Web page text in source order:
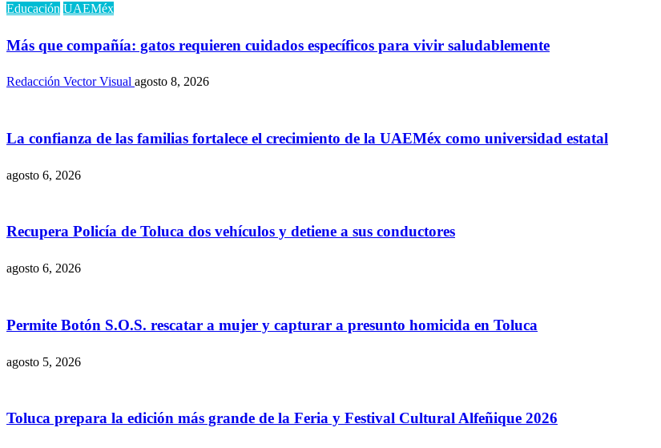
Educación UAEMéx
Más que compañía: gatos requieren cuidados específicos para vivir saludablemente
Redacción Vector Visual agosto 8, 2026
La confianza de las familias fortalece el crecimiento de la UAEMéx como universidad estatal
agosto 6, 2026
Recupera Policía de Toluca dos vehículos y detiene a sus conductores
agosto 6, 2026
Permite Botón S.O.S. rescatar a mujer y capturar a presunto homicida en Toluca
agosto 5, 2026
Toluca prepara la edición más grande de la Feria y Festival Cultural Alfeñique 2026